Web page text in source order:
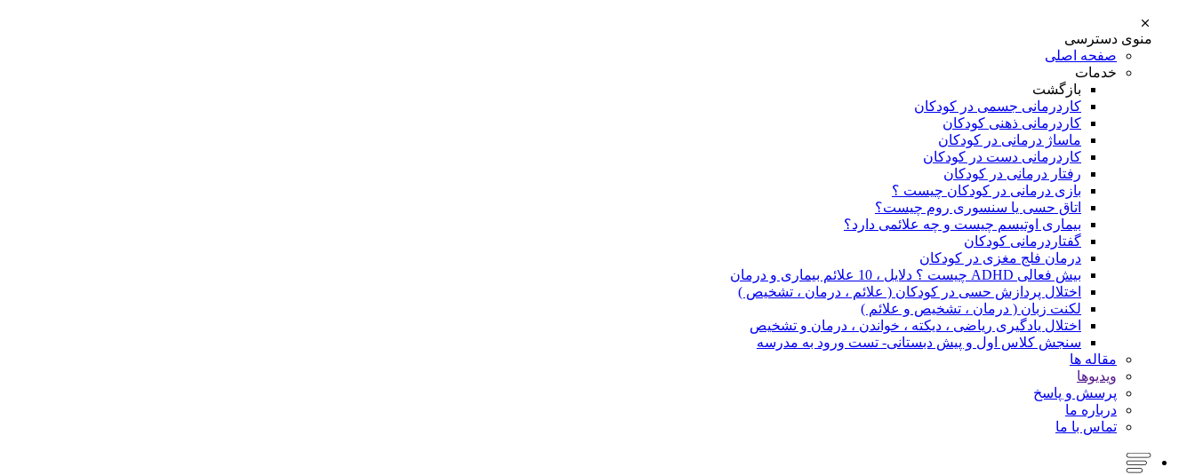
منوی دسترسی
صفحه اصلی
خدمات
بازگشت
کاردرمانی جسمی در کودکان
کاردرمانی ذهنی کودکان
ماساژ درمانی در کودکان
کاردرمانی دست در کودکان
رفتار درمانی در کودکان
بازی درمانی در کودکان چیست ؟
اتاق حسی یا سنسوری روم چیست؟
بیماری اوتیسم چیست و چه علائمی دارد؟
گفتاردرمانی کودکان
درمان فلج مغزی در کودکان
بیش فعالی ADHD چیست ؟ دلایل ، 10 علائم بیماری و درمان
اختلال پردازش حسی در کودکان ( علائم ، درمان ، تشخیص )
لکنت زبان ( درمان ، تشخیص و علائم )
اختلال یادگیری ریاضی ، دیکته ، خواندن ، درمان و تشخیص
سنجش کلاس اول و پیش دبستانی- تست ورود به مدرسه
مقاله ها
ویدیوها
پرسش و پاسخ
درباره ما
تماس با ما